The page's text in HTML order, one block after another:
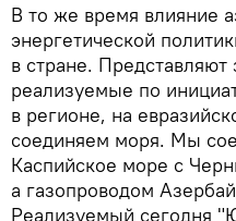
В то же время влияние
энергетической
в стране.
реализуемые по
в регионе, на
соединяем моря. Мы
Каспийское море с
а газопроводом
Реализуемый сегодня